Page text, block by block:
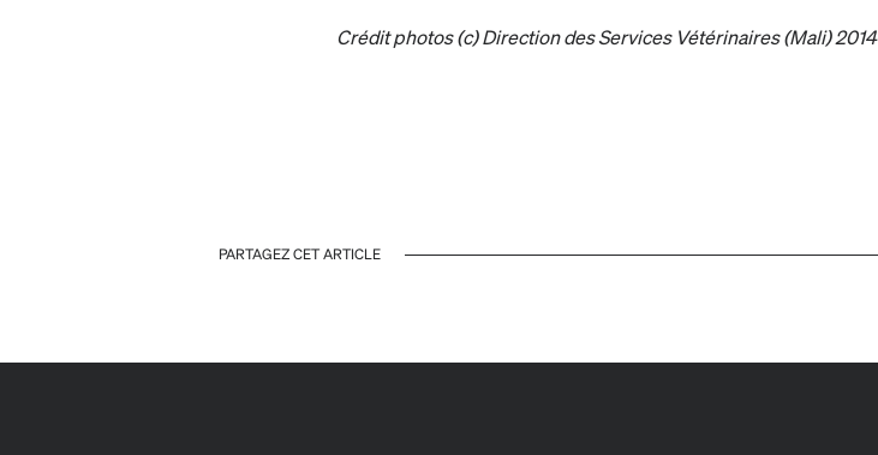
Crédit photos (c) Direction des Services Vétérinaires (Mali) 2014
PARTAGEZ CET ARTICLE